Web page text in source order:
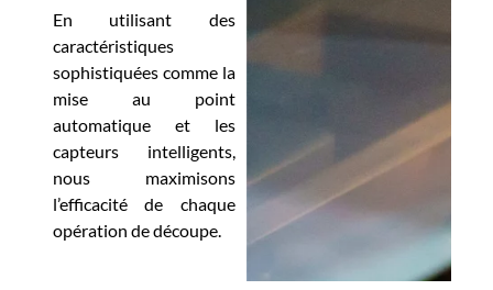
En utilisant des
caractéristiques
sophistiquées comme la
mise au point
automatique et les
capteurs intelligents,
nous maximisons
l’efficacité de chaque
opération de découpe.